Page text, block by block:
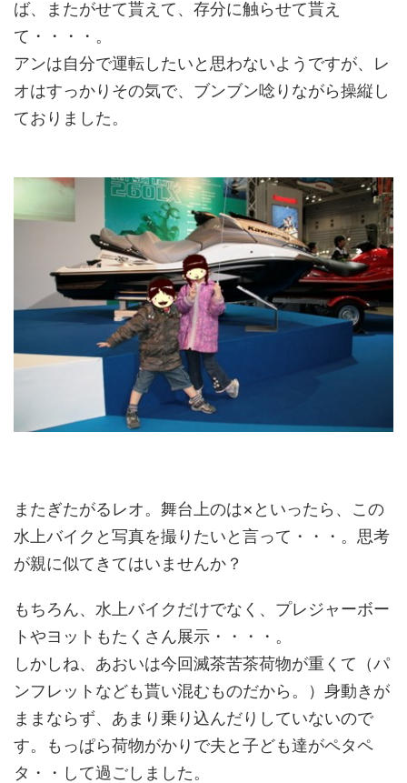
ば、またがせて貰えて、存分に触らせて貰え
て・・・・。
アンは自分で運転したいと思わないようですが、レ
オはすっかりその気で、ブンブン唸りながら操縦し
ておりました。
またぎたがるレオ。舞台上のは×といったら、この
水上バイクと写真を撮りたいと言って・・・。思考
が親に似てきてはいませんか？
もちろん、水上バイクだけでなく、プレジャーボー
トやヨットもたくさん展示・・・・。
しかしね、あおいは今回滅茶苦茶荷物が重くて（パ
ンフレットなども貰い混むものだから。）身動きが
ままならず、あまり乗り込んだりしていないので
す。もっぱら荷物がかりで夫と子ども達がペタペ
タ・・して過ごしました。